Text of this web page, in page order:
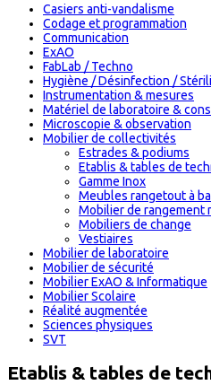
Casiers anti-vandalisme
Codage et programmation
Communication
ExAO
FabLab / Techno
Hygiène / Désinfection /
Instrumentation & mesures
Matériel de laboratoire &
Microscopie & observation
Mobilier de collectivités
Estrades & podiums
Etablis & tables de
Gamme Inox
Meubles rangetout à
Mobilier de rangement
Mobiliers de change
Vestiaires
Mobilier de laboratoire
Mobilier de sécurité
Mobilier ExAO & Informatique
Mobilier Scolaire
Réalité augmentée
Sciences physiques
SVT
Etablis & tables de